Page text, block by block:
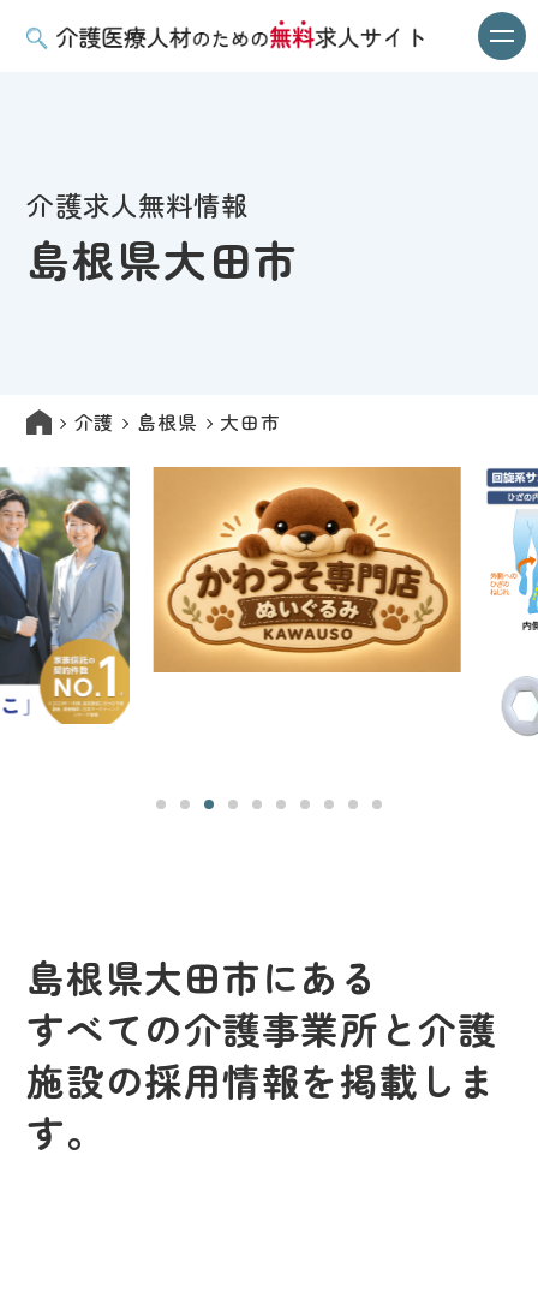
介護求人無料情報
島根県大田市
介護 島根県 大田市
島根県大田市にある
すべての介護事業所と介護
施設の採用情報を掲載しま
す。